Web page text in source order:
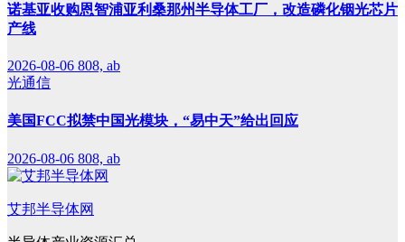
诺基亚收购恩智浦亚利桑那州半导体工厂，改造磷化铟光芯片
产线
2026-08-06 808, ab
光通信
美国FCC拟禁中国光模块，“易中天”给出回应
2026-08-06 808, ab
艾邦半导体网